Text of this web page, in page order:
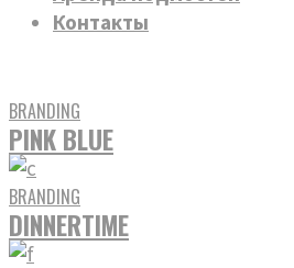
Контакты
BRANDING
PINK BLUE
BRANDING
DINNERTIME